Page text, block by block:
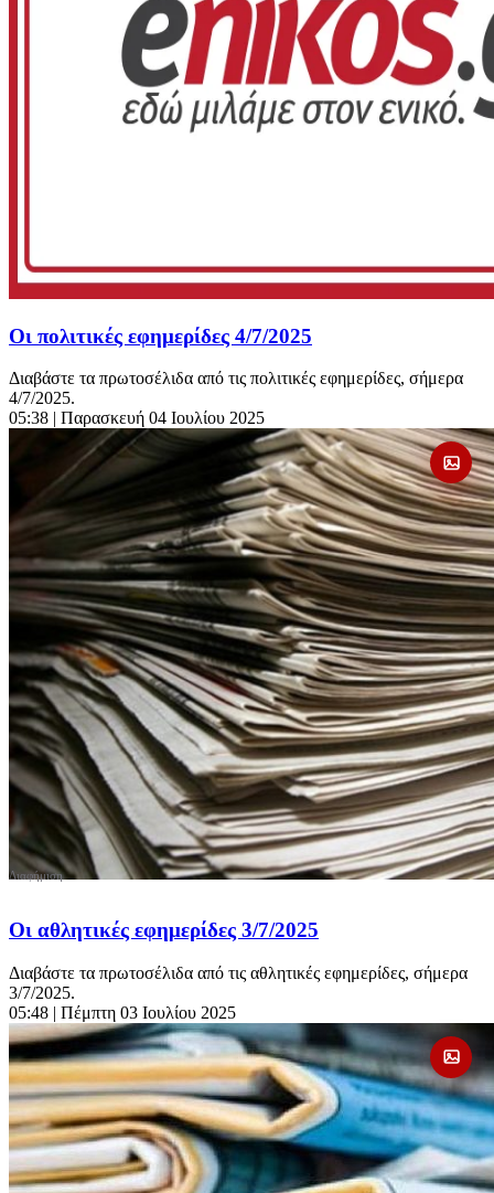
Οι πολιτικές εφημερίδες 4/7/2025
Διαβάστε τα πρωτοσέλιδα από τις πολιτικές εφημερίδες, σήμερα
4/7/2025.
05:38 | Παρασκευή 04 Ιουλίου 2025
Οι αθλητικές εφημερίδες 3/7/2025
Διαβάστε τα πρωτοσέλιδα από τις αθλητικές εφημερίδες, σήμερα
3/7/2025.
05:48 | Πέμπτη 03 Ιουλίου 2025